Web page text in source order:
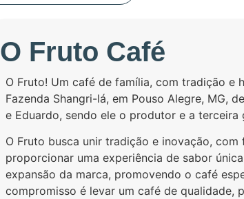
O Fruto Café
O Fruto! Um café de família, com tradição e
Fazenda Shangri-lá, em Pouso Alegre, MG,
e Eduardo, sendo ele o produtor e a
O Fruto busca unir tradição e inovação,
proporcionar uma experiência de sabor
expansão da marca, promovendo o café
compromisso é levar um café de qualidade,